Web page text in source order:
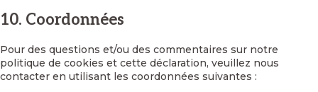
10. Coordonnées
Pour des questions et/ou des commentaires sur notre
politique de cookies et cette déclaration, veuillez nous
contacter en utilisant les coordonnées suivantes :